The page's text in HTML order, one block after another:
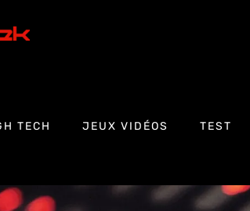
TECH JEUX VIDÉOS TEST